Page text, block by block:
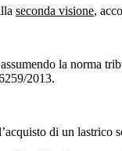
seconda visione,
la norma
2013.
di un lastrico